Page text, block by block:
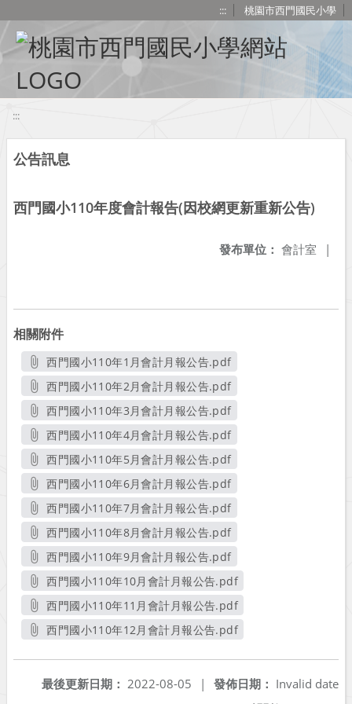
::: 桃園市西門國民小學
:::
公告訊息
西門國小110年度會計報告(因校網更新重新公告)
發布單位： 會計室 |
相關附件
西門國小110年1月會計月報公告.pdf
另開新視窗
西門國小110年2月會計月報公告.pdf
另開新視窗
西門國小110年3月會計月報公告.pdf
另開新視窗
西門國小110年4月會計月報公告.pdf
另開新視窗
西門國小110年5月會計月報公告.pdf
另開新視窗
西門國小110年6月會計月報公告.pdf
另開新視窗
西門國小110年7月會計月報公告.pdf
另開新視窗
西門國小110年8月會計月報公告.pdf
另開新視窗
西門國小110年9月會計月報公告.pdf
另開新視窗
西門國小110年10月會計月報公告.pdf
另開新視窗
西門國小110年11月會計月報公告.pdf
另開新視窗
西門國小110年12月會計月報公告.pdf
發佈日期： Invalid date
最後更新日期： 2022-08-05
|